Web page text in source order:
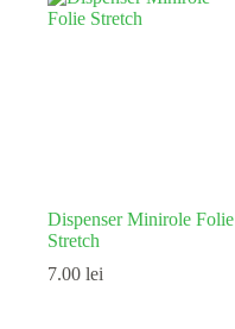
Dispenser Minirole Folie
Stretch
7.00 lei